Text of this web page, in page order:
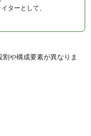
ターとして、
や構成要素が異なりま